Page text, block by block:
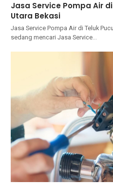
Jasa Service Pompa Air
Utara Bekasi
Jasa Service Pompa Air di Teluk
ѕеdаng mencari Jasa Service…